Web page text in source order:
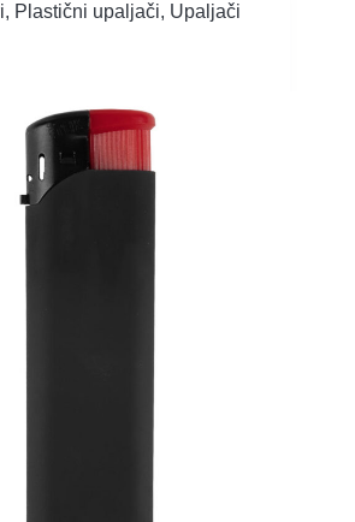
, Plastični upaljači, Upaljači